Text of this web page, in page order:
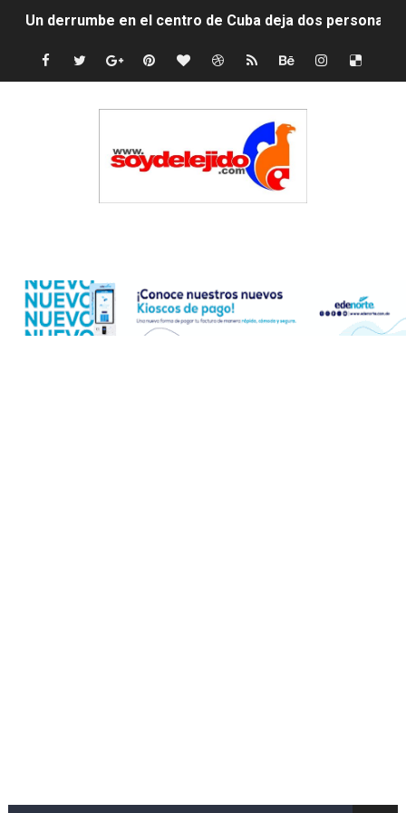
Un derrumbe en el centro de Cuba deja dos personas
Condenan a dos 'streamers' franceses por torturar
La nube sahariana número 14 se ha alejado de
Tasa del dólar jueves 06 de agosto de 2026
JAPY VERDEI MR. EDDY OLIVO